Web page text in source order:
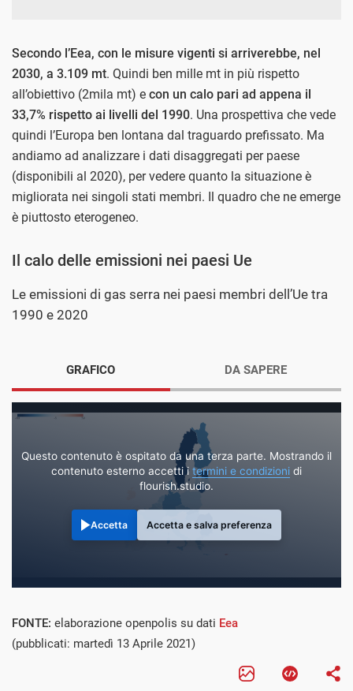
Secondo l’Eea, con le misure vigenti si arriverebbe, nel
2030, a 3.109 mt. Quindi ben mille mt in più rispetto
all’obiettivo (2mila mt) e con un calo pari ad appena il
33,7% rispetto ai livelli del 1990. Una prospettiva che vede
quindi l’Europa ben lontana dal traguardo prefissato. Ma
andiamo ad analizzare i dati disaggregati per paese
(disponibili al 2020), per vedere quanto la situazione è
migliorata nei singoli stati membri. Il quadro che ne emerge
è piuttosto eterogeneo.
Il calo delle emissioni nei paesi Ue
Le emissioni di gas serra nei paesi membri dell’Ue tra
1990 e 2020
GRAFICO
Questo contenuto è ospitato da una terza parte. Mostrando il
contenuto esterno accetti i termini e condizioni di
flourish.studio.
Accetta Accetta e salva preferenza
DA SAPERE
FONTE: elaborazione openpolis su dati Eea
(pubblicati: martedì 13 Aprile 2021)